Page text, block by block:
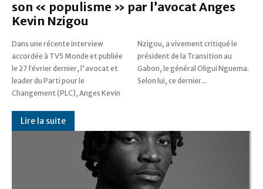
son « populisme » par l’avocat Anges
Kevin Nzigou
Dans une récente interview
accordée à TV5 Monde et publiée
le 27 février dernier, l'avocat et
leader du Parti pour le
Changement (PLC), Anges Kevin
Nzigou, a vivement critiqué le
président de la Transition au
Gabon, le général Oligui Nguema.
Selon lui, ce dernier...
Lire la suite